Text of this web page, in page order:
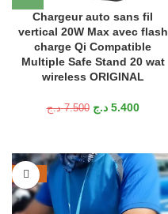
Chargeur auto sans fil
vertical 20W Max avec flash
charge Qi Compatible
Multiple Safe Stand 20 wat
wireless ORIGINAL
7.500 د.ج 5.400 د.ج
-33%